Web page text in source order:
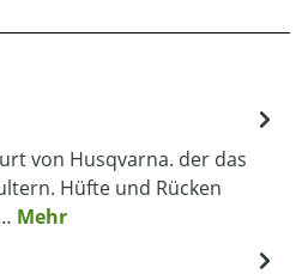
von Husqvarna. der das
Hüfte und Rücken
Mehr